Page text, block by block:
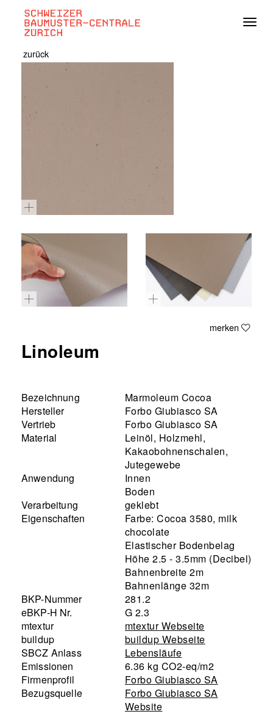
zurück
merken
Linoleum
Bezeichnung
Marmoleum Cocoa
Hersteller
Forbo Giubiasco SA
Vertrieb
Forbo Giubiasco SA
Material
Leinöl, Holzmehl,
Kakaobohnenschalen,
Jutegewebe
Anwendung
Innen
Boden
Verarbeitung
geklebt
Eigenschaften
Farbe: Cocoa 3580, milk
chocolate
Elastischer Bodenbelag
Höhe 2.5 - 3.5mm (Decibel)
Bahnenbreite 2m
Bahnenlänge 32m
BKP-Nummer
281.2
eBKP-H Nr.
G 2.3
mtextur
mtextur Webseite
buildup
buildup Webseite
SBCZ Anlass
Lebensläufe
Emissionen
6.36 kg CO2-eq/m2
Firmenprofil
Forbo Giubiasco SA
Bezugsquelle
Forbo Giubiasco SA
Website